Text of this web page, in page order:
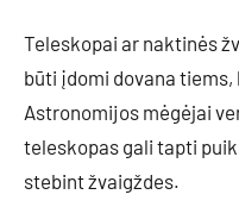
Teleskopai ar naktinės
būti įdomi dovana
Astronomijos mėgėjai
teleskopas gali tapti
stebint žvaigždes.